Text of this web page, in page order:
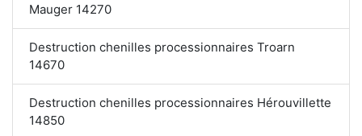
Mauger 14270
Destruction chenilles processionnaires Troarn
14670
Destruction chenilles processionnaires Hérouvillette
14850